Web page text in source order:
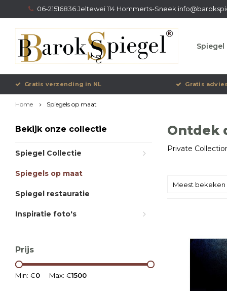
06-21516836 Jeltewei 114 Hommerts-Sneek
Gratis verzending in NL Gratis
Home Spiegels op maat
Bekijk onze collectie
Spiegel Collectie
Spiegels op maat
Spiegel restauratie
Inspiratie foto's
Prijs
Min: €0 Max: €1500
Ontdek
Private
Meest bekeken